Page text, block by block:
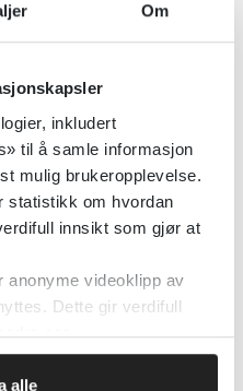
Om
inkludert
til å samle informasjon
mulig brukeropplevelse.
statistikk om hvordan
innsikt som gjør at
anonyme videoklipp av
Dette gir verdifull
oss.
alle
hvis du har et
finner du
om både effekt av
(video)